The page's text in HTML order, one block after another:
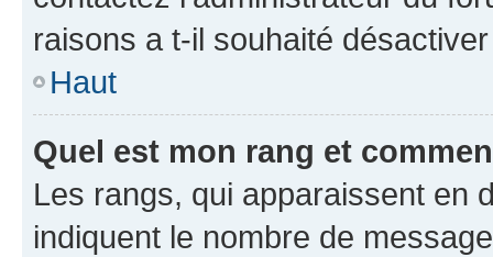
raisons a t-il souhaité
Haut
Quel est mon rang et
Les rangs, qui apparaissent en
indiquent le nombre de